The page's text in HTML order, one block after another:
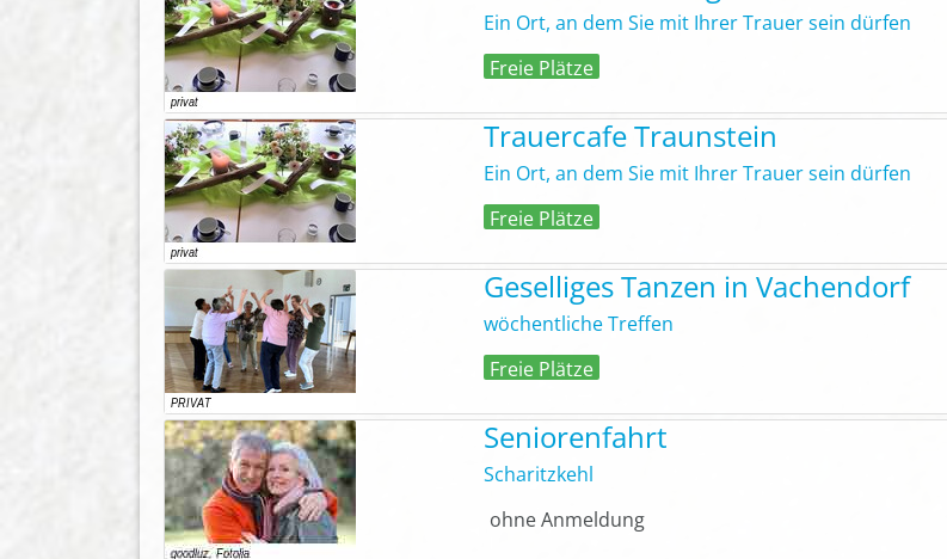
Ein Ort, an dem Sie mit Ihrer Trauer sein dürfen
Freie Plätze
Trauercafe Traunstein
Ein Ort, an dem Sie mit Ihrer Trauer sein dürfen
Freie Plätze
Geselliges Tanzen in Vachendorf
wöchentliche Treffen
Freie Plätze
Seniorenfahrt
Scharitzkehl
ohne Anmeldung